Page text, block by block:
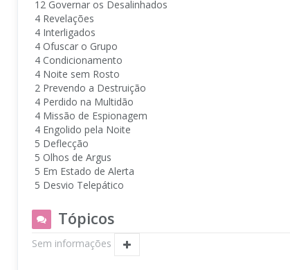
12 Governar os Desalinhados
4 Revelações
4 Interligados
4 Ofuscar o Grupo
4 Condicionamento
4 Noite sem Rosto
2 Prevendo a Destruição
4 Perdido na Multidão
4 Missão de Espionagem
4 Engolido pela Noite
5 Deflecção
5 Olhos de Argus
5 Em Estado de Alerta
5 Desvio Telepático
Tópicos
Sem informações